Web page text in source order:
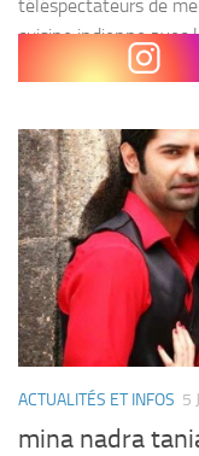
téléspectateurs de
cuisine indienne avec
êtes intéressé par la
ACTUALITÉS ET INFOS 5
mina nadra